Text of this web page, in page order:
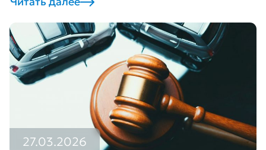
определённые последствия. Рассказываем,
неё выбраться. Причины попадания в
долговую яму Многие заёмщики
добросовестно выплачивают кредиты до тех
[…]
27.03.2026